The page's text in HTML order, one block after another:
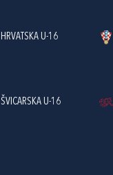
HRVATSKA U-16
ŠVICARSKA U-16